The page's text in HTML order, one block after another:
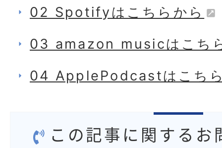
02 Spotifyはこちらから
03 amazon musicはこち
04 ApplePodcastはこち
この記事に関するお